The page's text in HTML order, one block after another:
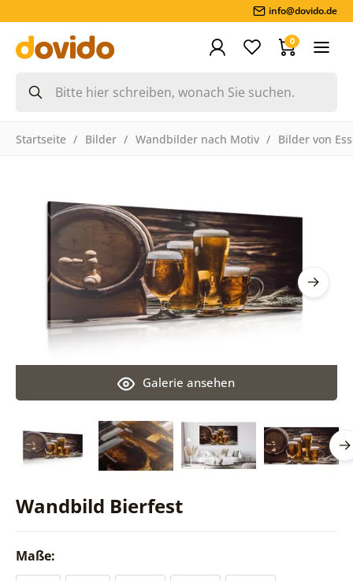
info@dovido.de
0
Startseite Bilder Wandbilder nach Motiv Bilder von
Wandbild Bierfest
Galerie ansehen
Maße: